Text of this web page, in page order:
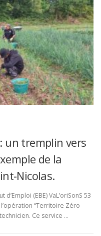
un tremplin vers
de la
Nicolas.
(EBE) VaL’oriSonS 53
“Territoire Zéro
Ce service …